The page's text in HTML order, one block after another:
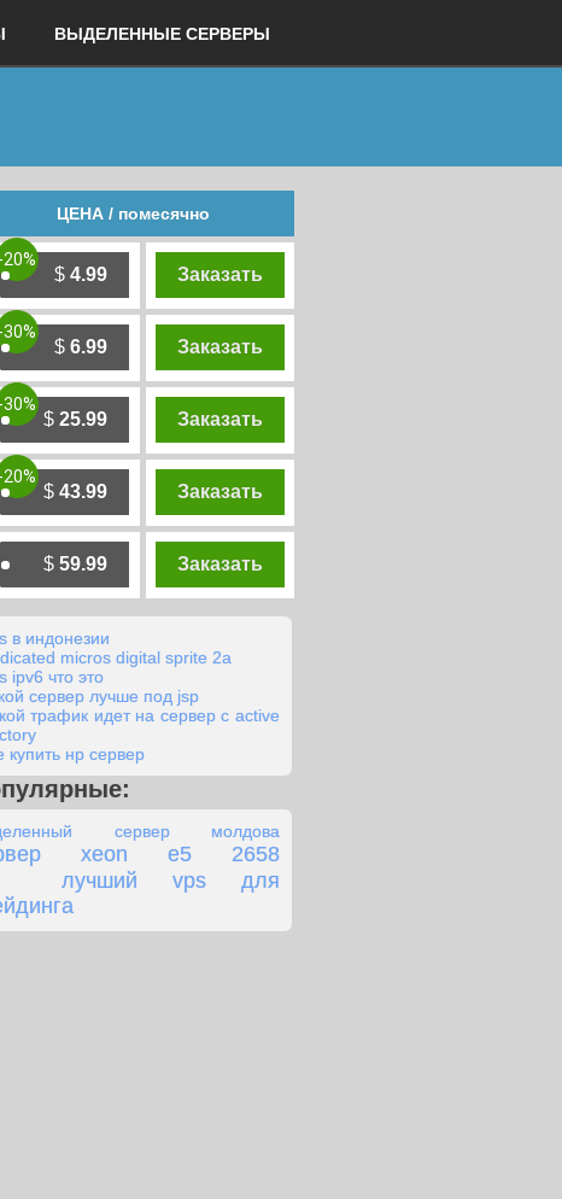
ВЫДЕЛЕННЫЕ СЕРВЕРЫ
ЦЕНА / помесячно
$ 4.99
-20%
Заказать
$ 6.99
-30%
Заказать
$ 25.99
-30%
Заказать
$ 43.99
-20%
Заказать
$ 59.99 Заказать
в индонезии
micros digital sprite 2a
ipv6 что это
сервер лучше под jsp
трафик идет на сервер с active
купить нр сервер
сервер молдова
xeon e5 2658
лучший vps для